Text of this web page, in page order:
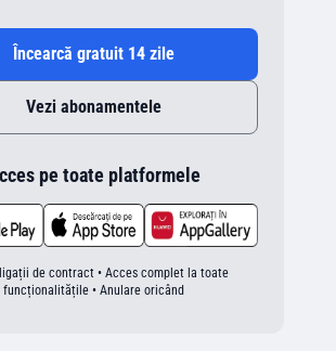
Încearcă gratuit 14 zile
Vezi abonamentele
pe toate platformele
de contract • Acces complet la toate
funcționalitățile • Anulare oricând